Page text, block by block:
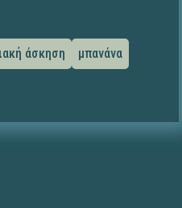
άσκηση μπανάνα